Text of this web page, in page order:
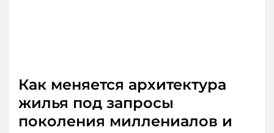
Как меняется архитектура
жилья под запросы
поколения миллениалов и